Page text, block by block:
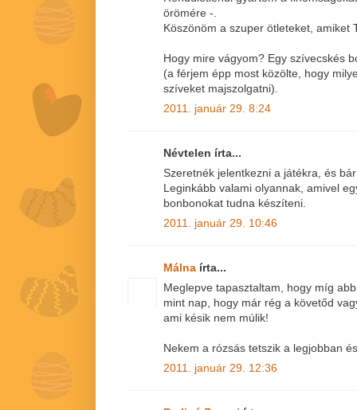
örömére -.
Köszönöm a szuper ötleteket, amiket
Hogy mire vágyom? Egy szívecskés
(a férjem épp most közölte, hogy
szíveket majszolgatni).
2011. január 29. 8:24
Névtelen írta...
Szeretnék jelentkezni a játékra, és
Leginkább valami olyannak, amivel
bonbonokat tudna készíteni.
2011. január 29. 10:46
Málna írta...
Meglepve tapasztaltam, hogy míg
mint nap, hogy már rég a követőd
ami késik nem múlik!
Nekem a rózsás tetszik a legjobban
2011. január 29. 12:36